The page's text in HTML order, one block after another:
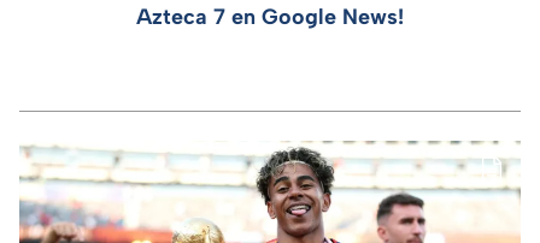
Azteca 7 en Google News!